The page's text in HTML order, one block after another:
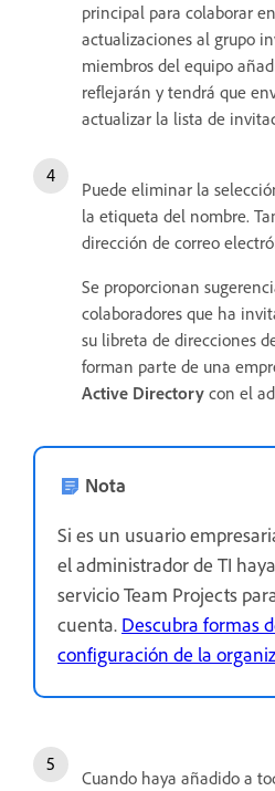
principal para colaborar
actualizaciones al grupo
miembros del equipo
reflejarán y tendrá que
actualizar la lista de
Puede eliminar la
la etiqueta del nombre.
dirección de correo
Se proporcionan
colaboradores que ha
su libreta de direcciones
forman parte de una
Active Directory con el
Nota
Si es un usuario
el administrador de TI
servicio Team Projects
cuenta. Descubra formas
configuración de la
Cuando haya añadido a